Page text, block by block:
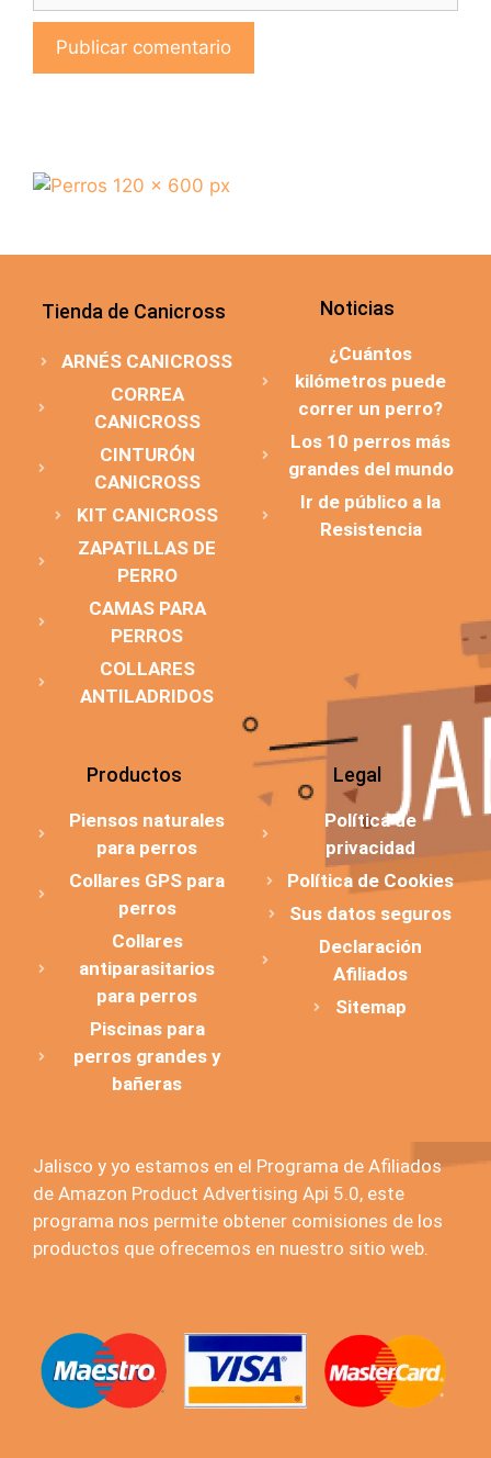
Tienda de Canicross
ARNÉS CANICROSS
CORREA
CANICROSS
CINTURÓN
CANICROSS
KIT CANICROSS
ZAPATILLAS DE
PERRO
CAMAS PARA
PERROS
COLLARES
ANTILADRIDOS
Noticias
¿Cuántos
kilómetros puede
correr un perro?
Los 10 perros más
grandes del mundo
Ir de público a la
Resistencia
Productos
Piensos naturales
para perros
Collares GPS para
perros
Collares
antiparasitarios
para perros
Piscinas para
perros grandes y
bañeras
Legal
Política de
privacidad
Política de Cookies
Sus datos seguros
Declaración
Afiliados
Sitemap
Jalisco y yo estamos en el Programa de Afiliados
de Amazon Product Advertising Api 5.0, este
programa nos permite obtener comisiones de los
productos que ofrecemos en nuestro sitio web.